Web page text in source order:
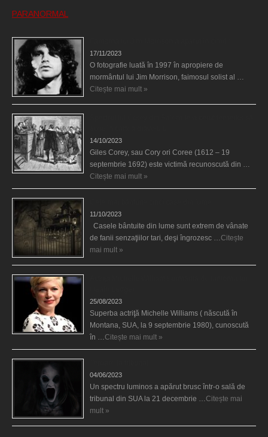
PARANORMAL
17/11/2023
O fotografie luată în 1997 în apropiere de
mormântul lui Jim Morrison, faimosul solist al …
Citește mai mult »
14/10/2023
Giles Corey, sau Cory ori Coree (1612 – 19
septembrie 1692) este victimă recunoscută din …
Citește mai mult »
11/10/2023
Casele bântuite din lume sunt extrem de vânate
de fanii senzaţiilor tari, deşi îngrozesc …Citește
mai mult »
25/08/2023
Superba actriţă Michelle Williams ( născută în
Montana, SUA, la 9 septembrie 1980), cunoscută
în …Citește mai mult »
04/06/2023
Un spectru luminos a apărut brusc într-o sală de
tribunal din SUA la 21 decembrie …Citește mai
mult »